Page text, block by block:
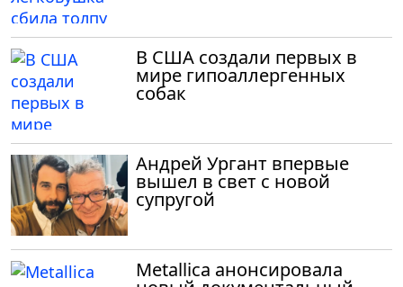
В США создали первых в
мире гипоаллергенных
собак
Андрей Ургант впервые
вышел в свет с новой
супругой
Metallica анонсировала